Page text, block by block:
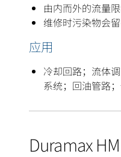
由内而外的流量
维修时污染物会
应用
冷却回路；流体
系统；回油管路
Duramax